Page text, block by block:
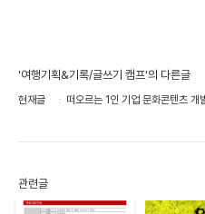
'여행기획&기록/글쓰기 캠프'의 다른글
현재글 떠오르는 1인 기업 문화콘텐츠 개
관련글